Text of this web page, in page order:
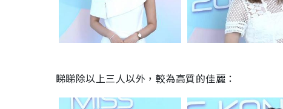
睇睇除以上三人以外，較為高質的佳麗：